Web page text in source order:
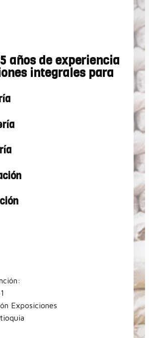
años de experiencia
integrales para
Exposiciones